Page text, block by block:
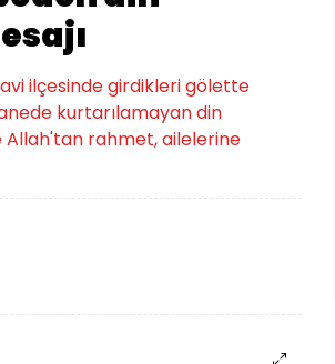
ilçesinde girdikleri gölette
kurtarılamayan din
Allah'tan rahmet, ailelerine